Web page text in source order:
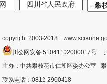
四川省人民政府
copyright 2003-2018
川公网安备 51041102000017号
主办：中共攀枝花市仁和区委办公室
联系电话：0812-2900418